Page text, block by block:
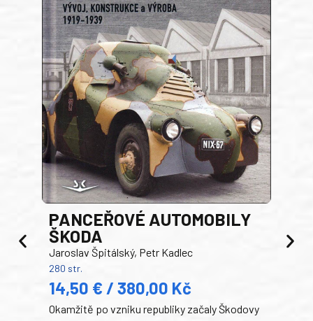
PANCEŘOVÉ AUTOMOBILY
ŠKODA
Jaroslav Špitálský, Petr Kadlec
280 str.
14,50 € / 380,00 Kč
Okamžitě po vzniku republiky začaly Škodovy